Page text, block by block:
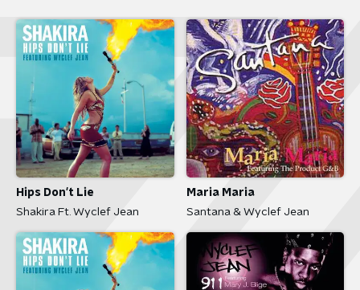
Hips Don't Lie
Shakira Ft. Wyclef Jean
Maria Maria
Santana & Wyclef Jean